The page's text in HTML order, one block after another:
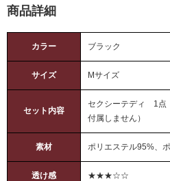
商品詳細
カラー ブラック
サイズ Mサイズ
セット内容
セクシーテディ 1点
付属しません）
素材 ポリエステル95%、
透け感 ★★★☆☆